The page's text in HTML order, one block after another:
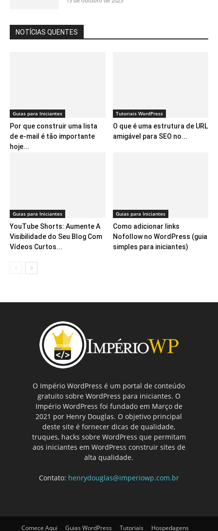
NOTÍCIAS QUENTES
Guias para Iniciantes
Por que construir uma lista
de e-mail é tão importante
hoje...
Tutoriais WordPress
O que é uma estrutura de URL
amigável para SEO no...
Guias para Iniciantes
YouTube Shorts: Aumente A
Visibilidade do Seu Blog Com
Vídeos Curtos...
Guias para Iniciantes
Como adicionar links
Nofollow no WordPress (guia
simples para iniciantes)
O Império WordPress é um portal de conteúdo
gratuito sobre WordPress para iniciantes. O
Império WordPress foi fundado em Março de
2021 por Henry Douglas. O objetivo principal
deste site é fornecer dicas de qualidade,
truques, hacks sobre WordPress que permitam
aos iniciantes em WordPress construir sites de
alta qualidade.
Contato: henrydouglas@imperiowp.com.br
Comece Aqui Guias WordPress Tutoriais Hospedagens